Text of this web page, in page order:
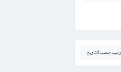
حسب التاريخ